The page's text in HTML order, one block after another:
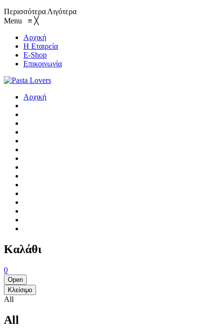
ΠερισσότεραΛιγότερα
Menu ≡ ╳
Αρχική
Η Εταιρεία
E-Shop
Επικοινωνία
Αρχική
Καλάθι
0
Open
Κλείσιμο
All
All